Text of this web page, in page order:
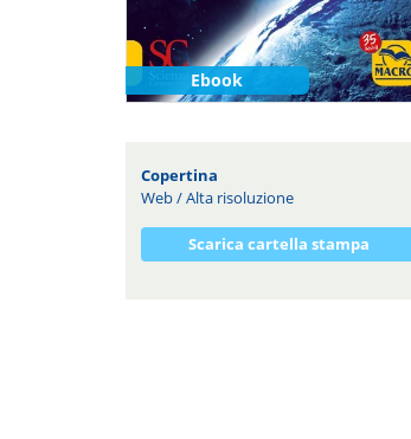
Ebook
Copertina
Web/Alta risoluzione
Scarica cartella stampa